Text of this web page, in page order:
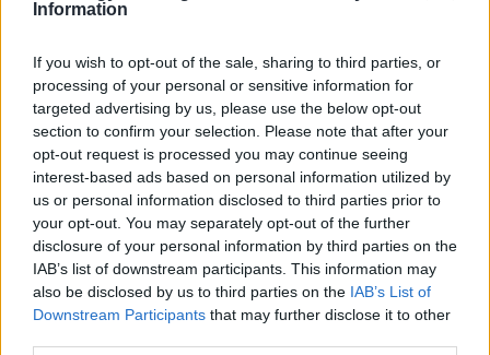
Information
If you wish to opt-out of the sale, sharing to third parties, or
processing of your personal or sensitive information for
targeted advertising by us, please use the below opt-out
section to confirm your selection. Please note that after your
opt-out request is processed you may continue seeing
interest-based ads based on personal information utilized by
us or personal information disclosed to third parties prior to
your opt-out. You may separately opt-out of the further
disclosure of your personal information by third parties on the
IAB’s list of downstream participants. This information may
also be disclosed by us to third parties on the IAB’s List of
Downstream Participants that may further disclose it to other
Kövess minket, és értesülj a friss hírekről a
Facebookon is!
Követem
#VALÓVILÁG #ADÁSRÉSZLETEK #VALÓVILÁG12